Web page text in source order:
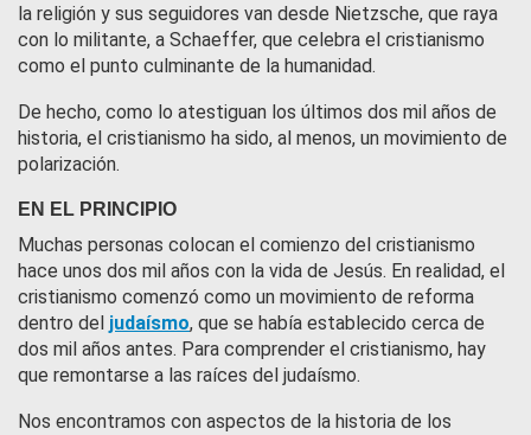
la religión y sus seguidores van desde Nietzsche, que raya
con lo militante, a Schaeffer, que celebra el cristianismo
como el punto culminante de la humanidad.
De hecho, como lo atestiguan los últimos dos mil años de
historia, el cristianismo ha sido, al menos, un movimiento de
polarización.
EN EL PRINCIPIO
Muchas personas colocan el comienzo del cristianismo
hace unos dos mil años con la vida de Jesús. En realidad, el
cristianismo comenzó como un movimiento de reforma
dentro del judaísmo, que se había establecido cerca de
dos mil años antes. Para comprender el cristianismo, hay
que remontarse a las raíces del judaísmo.
Nos encontramos con aspectos de la historia de los